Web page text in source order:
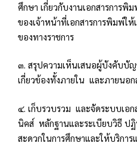
ศึกษา เกี่ยวกับงานเอกสารการ
ของเจ้าหน้าที่เอกสารการพิมพ์ใ
ของทางราชการ
๓. สรุปความเห็นเสนอผู้บังคับบั
เกี่ยวข้องทั้งภายใน และภายนอ
๔. เก็บรวบรวม และจัดระบบเอ
นิคส์ หลักฐานและระเบียบวิธี ป
สะดวกในการศึกษาและให้บริกา